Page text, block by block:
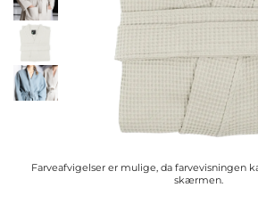
Farveafvigelser er mulige, da farvevisningen
skærmen.